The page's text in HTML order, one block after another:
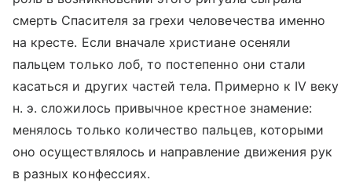
смерть Спасителя за грехи человечества именно
на кресте. Если вначале христиане осеняли
пальцем только лоб, то постепенно они стали
касаться и других частей тела. Примерно к IV веку
н. э. сложилось привычное крестное знамение:
менялось только количество пальцев, которыми
оно осуществлялось и направление движения рук
в разных конфессиях.